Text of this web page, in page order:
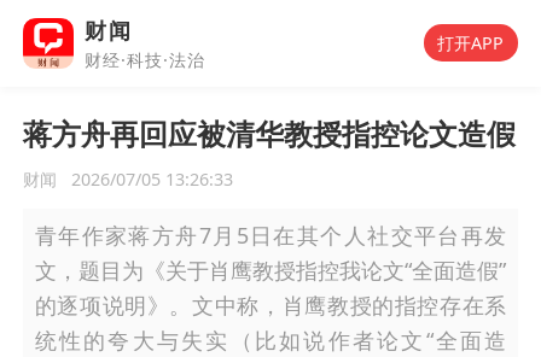
财闻
财经·科技·法治
打开APP
蒋方舟再回应被清华教授指控论文造假
财闻 2026/07/05 13:26:33
青年作家蒋方舟7月5日在其个人社交平台再发
文，题目为《关于肖鹰教授指控我论文“全面造假”
的逐项说明》。文中称，肖鹰教授的指控存在系
统性的夸大与失实（比如说作者论文“全面造